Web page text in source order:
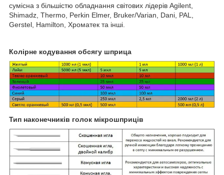
сумісна з більшістю обладнання світових лідерів Agilent,
Shimadz, Thermo, Perkin Elmer, Bruker/Varian, Dani, PAL,
Gerstel, Hamilton, Хроматек та інші.
Колірне кодування обсягу шприца
Тип наконечників голок мікрошприців